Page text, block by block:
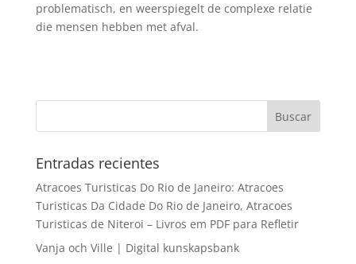
problematisch, en weerspiegelt de complexe relatie
die mensen hebben met afval.
Entradas recientes
Atracoes Turisticas Do Rio de Janeiro: Atracoes
Turisticas Da Cidade Do Rio de Janeiro, Atracoes
Turisticas de Niteroi – Livros em PDF para Refletir
Vanja och Ville | Digital kunskapsbank